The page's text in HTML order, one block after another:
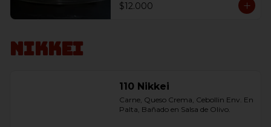
$12.000
Nikkei
110 Nikkei
Carne, Queso Crema, Cebollin Env. En
Palta, Bañado en Salsa de Olivo.